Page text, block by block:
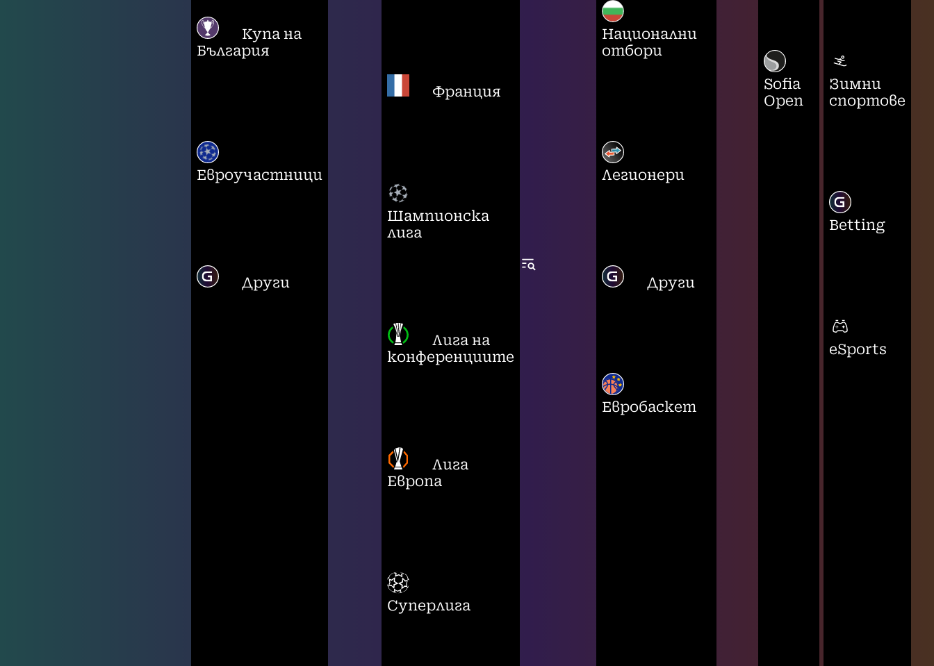
Купа на
България
Евроучастници
Други
Франция
Шампионска
лига
Лига на
конференциите
Лига
Европа
Суперлига
Национални
отбори
Легионери
Други
Евробаскет
Sofia
Open
Зимни
спортове
Betting
eSports